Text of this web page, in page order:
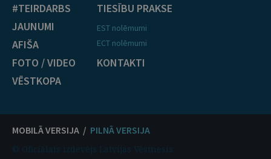
#TEIRDARBS
JAUNUMI
AFIŠA
FOTO / VIDEO
VĒSTKOPA
TIESĪBU PRAKSE
EST nolēmumi
ECT nolēmumi
KONTAKTI
MOBILĀ VERSIJA / PILNĀ VERSIJA
© Oficiālais izdevējs Latvijas Vēstnesis